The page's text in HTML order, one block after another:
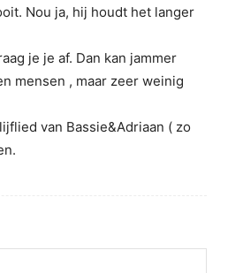
Nou ja, hij houdt het langer
je je af. Dan kan jammer
mensen , maar zeer weinig
van Bassie&Adriaan ( zo